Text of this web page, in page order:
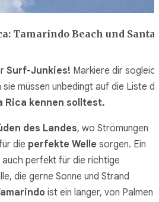
Tamarindo Beach und Santa
Surf-Junkies! Markiere dir
sie müssen unbedingt auf die Liste
Rica kennen solltest.
des Landes, wo Strömungen
die perfekte Welle sorgen. Ein
perfekt für die richtige
die gerne Sonne und Strand
ist ein langer, von Palmen